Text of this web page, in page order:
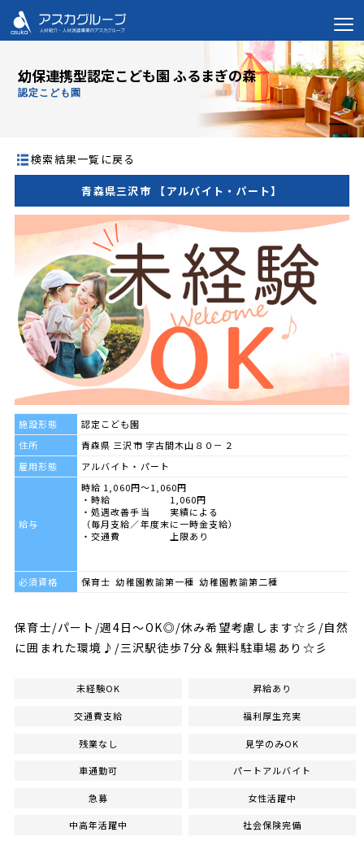
幼保連携型認定こども園 ふるまぎの森
認定こども園
検索結果一覧に戻る
青森県三沢市 【アルバイト・パート】
施設形態
認定こども園
住所
青森県 三沢市 字古間木山８０－２
雇用形態
アルバイト・パート
給与
時給 1,060円～1,060円
・時給 1,060円
・処遇改善手当 実績による
（毎月支給／年度末に一時金支給）
・交通費 上限あり
必須資格 保育士 幼稚園教諭第一種 幼稚園教諭第二種
保育士/パート/週4日～OK◎/休み希望考慮します☆彡/自然
に囲まれた環境♪/三沢駅徒歩7分＆無料駐車場あり☆彡
未経験OK 昇給あり
交通費支給 福利厚生充実
残業なし 見学のみOK
車通勤可 パートアルバイト
急募 女性活躍中
中高年活躍中 社会保険完備